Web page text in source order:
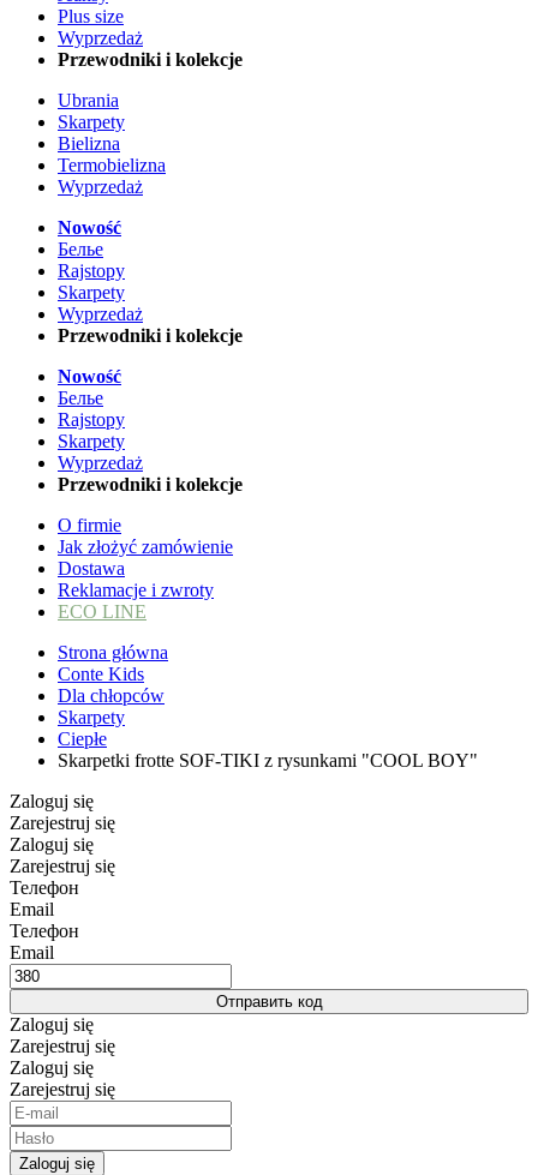
Plus size
Wyprzedaż
Przewodniki i kolekcje
Ubrania
Skarpety
Bielizna
Termobielizna
Wyprzedaż
Nowość
Белье
Rajstopy
Skarpety
Wyprzedaż
Przewodniki i kolekcje
Nowość
Белье
Rajstopy
Skarpety
Wyprzedaż
Przewodniki i kolekcje
O firmie
Jak złożyć zamówienie
Dostawa
Reklamacje i zwroty
ECO LINE
Strona główna
Conte Kids
Dla chłopców
Skarpety
Ciepłe
Skarpetki frotte SOF-TIKI z rysunkami "COOL BOY"
Zaloguj się
Zarejestruj się
Zaloguj się
Zarejestruj się
Телефон
Email
Телефон
Email
Отправить код
Zaloguj się
Zarejestruj się
Zaloguj się
Zarejestruj się
Zaloguj się